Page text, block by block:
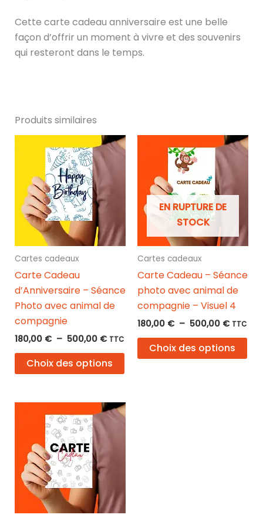
Cette carte cadeau anniversaire est une belle
façon d’offrir un moment à vivre et des souvenirs
qui resteront dans le temps.
Produits similaires
Cartes cadeaux
Carte Cadeau
d’Anniversaire – Séance
Photo avec animal de
compagnie
180,00 € – 500,00 €Plage
prix :
180,00 €
TTC
Choix des options
Ce
produit
plusieurs
variations.
EN RUPTURE DE
STOCK
Cartes cadeaux
Carte Cadeau – Séance
photo avec animal de
compagnie – Visuel 4
180,00 € – 500,00 €Plage
prix :
180,00
TTC
Choix des options
Ce